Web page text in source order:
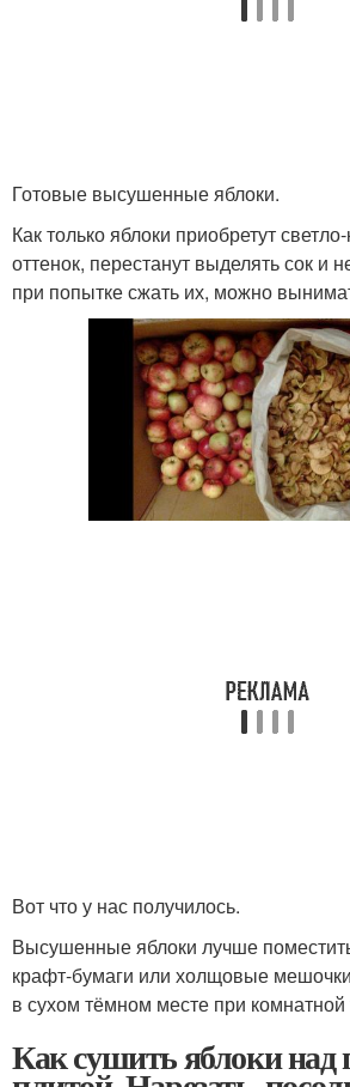
Готовые высушенные яблоки.
Как только яблоки приобретут
оттенок, перестанут выделять сок и
при попытке сжать их, можно
Вот что у нас получилось.
Высушенные яблоки лучше
крафт‑бумаги или холщовые
в сухом тёмном месте при
Как сушить яблоки над